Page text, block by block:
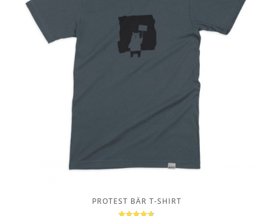
PROTEST BÄR T-SHIRT